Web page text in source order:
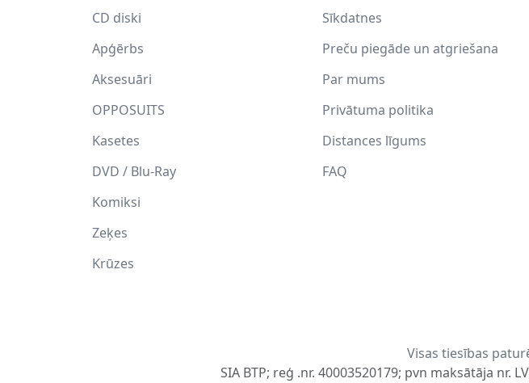
CD diski
Apģērbs
Aksesuāri
OPPOSUITS
Kasetes
DVD / Blu-Ray
Komiksi
Zeķes
Krūzes
Sīkdatnes
Preču piegāde un atgriešana
Par mums
Privātuma politika
Distances līgums
FAQ
Visas tiesības
SIA BTP; reģ .nr. 40003520179; pvn maksātāja nr.